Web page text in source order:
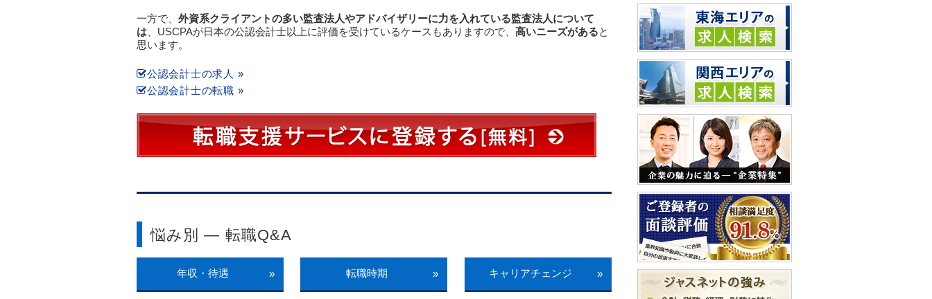
一方で、 外資系クライアントの多い監査法人やアドバイザリーに力を入れている監査法人について
は 、USCPAが日本の公認会計士以上に評価を受けているケースもありますので、 高いニーズがあると
思います。
公認会計士の求人 »
公認会計士の転職 »
悩み別 ― 転職Q&A
年収・待遇 » 転職時期 » キャリアチェンジ »